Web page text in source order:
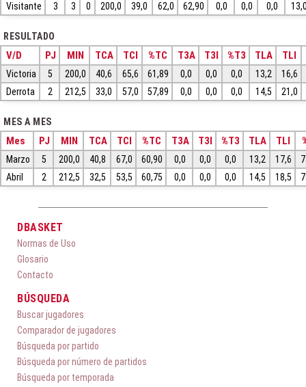
Visitante
3 3 0 200,0 39,0 62,0 62,90 0,0 0,0 0,0
RESULTADO
V/D PJ MIN TCA TCI %TC T3A T3I %T3 TLA TLI
Victoria 5 200,0 40,6 65,6 61,89 0,0 0,0 0,0 13,2
16,6
Derrota
2 212,5 33,0 57,0 57,89 0,0 0,0 0,0 14,5 21,0
MES A MES
Mes PJ MIN TCA TCI %TC T3A T3I %T3 TLA TLI
Marzo 5 200,0 40,8 67,0 60,90 0,0 0,0 0,0 13,2 17,6
Abril
2 212,5 32,5 53,5 60,75 0,0 0,0 0,0 14,5 18,5
DBASKET
Normas de Uso
Glosario
Contacto
BÚSQUEDA
Buscar jugadores
Comparador de jugadores
Búsqueda por partido
Búsqueda por número de partidos
Búsqueda por temporada